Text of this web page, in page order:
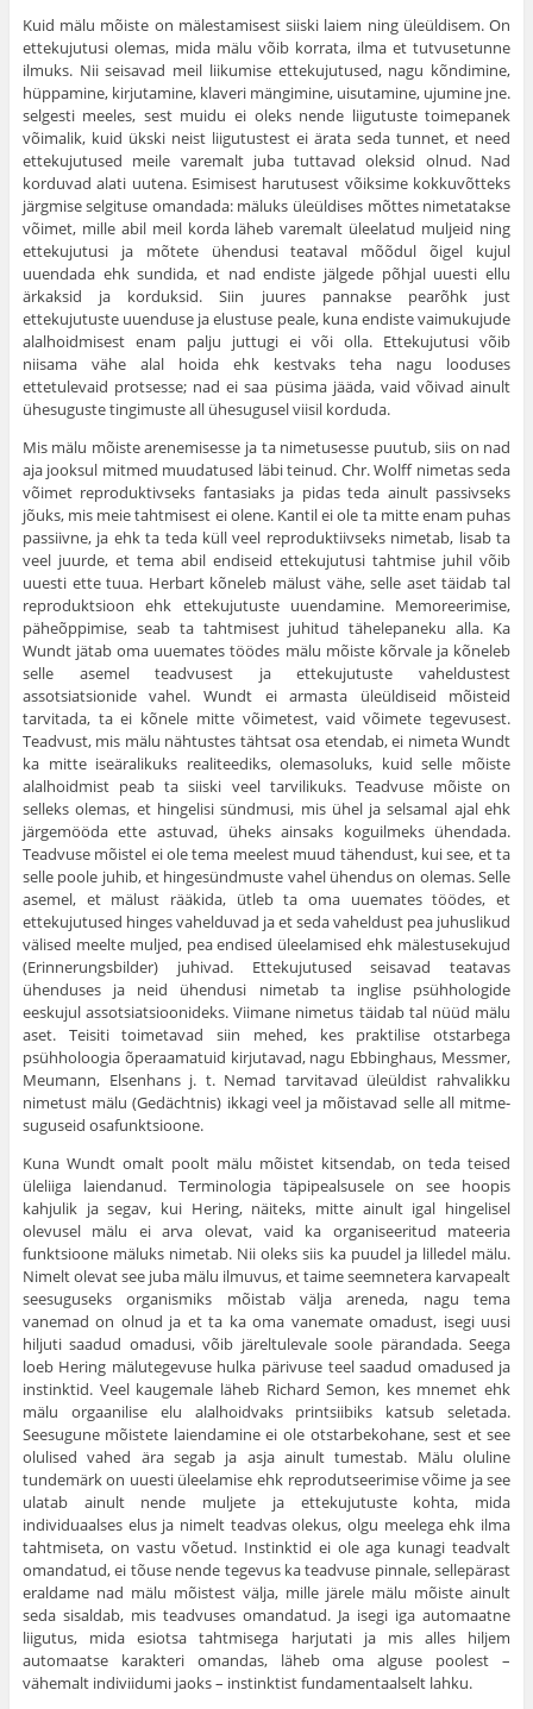
Kuid mälu mõiste on mälestamisest siiski laiem ning üleüldisem. On
ettekujutusi olemas, mida mälu võib korrata, ilma et tutvusetunne
ilmuks. Nii seisavad meil liikumise ettekujutused, nagu kõndimine,
hüppamine, kirjutamine, kla­veri mängimine, uisutamine, ujumine jne.
selgesti meeles, sest muidu ei oleks nende liigutuste toimepanek
võimalik, kuid ükski neist liigutustest ei ärata seda tunnet, et need
ettekujutused meile varemalt juba tuttavad oleksid olnud. Nad
korduvad alati uutena. Esimisest harutusest võiksime kokkuvõtteks
järgmise selgituse omandada: mäluks üleüldises mõttes nimetatakse
võimet, mille abil meil korda läheb vare­malt üleelatud muljeid ning
ettekujutusi ja mõtete ühendusi teataval mõõdul õigel kujul
uuendada ehk sundida, et nad endiste jälgede põhjal uuesti ellu
ärkaksid ja korduksid. Siin juures pannakse pearõhk just
ettekujutuste uuenduse ja elustuse peale, kuna endiste vaimukujude
alalhoidmisest enam palju juttugi ei või olla. Ettekujutusi võib
niisama vähe alal hoida ehk kestvaks teha nagu looduses
ettetulevaid protsesse; nad ei saa püsima jääda, vaid võivad ainult
ühe­suguste tingimuste all ühesugusel viisil korduda.
Mis mälu mõiste arenemisesse ja ta nimetusesse puutub, siis on nad
aja jooksul mitmed muudatused läbi teinud. Chr. Wolff nimetas seda
võimet reproduktivseks fantasiaks ja pidas teda ainult passivseks
jõuks, mis meie tahtmisest ei olene. Kantil ei ole ta mitte enam puhas
passiivne, ja ehk ta teda küll veel reproduktiivseks nimetab, lisab ta
veel juurde, et tema abil endiseid ettekujutusi tahtmise juhil võib
uuesti ette tuua. Herbart kõneleb mälust vähe, selle aset täidab tal
reproduktsioon ehk ettekujutuste uuendamine. Memoreerimise,
pähe­õppimise, seab ta tahtmisest juhitud tähelepaneku alla. Ka
Wundt jätab oma uuemates töödes mälu mõiste kõrvale ja kõneleb
selle asemel teadvusest ja ettekujutuste vaheldustest
assotsiatsionide vahel. Wundt ei armasta üleüldiseid mõis­teid
tarvitada, ta ei kõnele mitte võimetest, vaid võimete tegevusest.
Teadvust, mis mälu nähtustes tähtsat osa etendab, ei nimeta Wundt
ka mitte iseäralikuks realiteediks, olemasoluks, kuid selle mõiste
alalhoidmist peab ta siiski veel tarvilikuks. Teadvuse mõiste on
selleks olemas, et hingelisi sündmusi, mis ühel ja selsamal ajal ehk
järgemööda ette astuvad, üheks ainsaks koguilmeks ühendada.
Teadvuse mõistel ei ole tema meelest muud tähendust, kui see, et ta
selle poole juhib, et hingesündmuste vahel ühendus on olemas. Selle
asemel, et mälust rääkida, ütleb ta oma uuema­tes töödes, et
ettekujutused hinges vahelduvad ja et seda vaheldust pea juhuslikud
välised meelte muljed, pea endised üleelamised ehk mälestusekujud
(Erinnerungsbilder) juhivad. Ettekujutused seisavad teatavas
ühenduses ja neid ühendusi nimetab ta inglise psühhologide
eeskujul assotsiatsioonideks. Viimane nimetus täidab tal nüüd mälu
aset. Teisiti toime­tavad siin mehed, kes praktilise otstarbega
psühholoogia õperaamatuid kirjutavad, nagu Ebbinghaus, Messmer,
Meumann, Elsenhans j. t. Nemad tarvitavad üleüldist rahvalikku
nimetust mälu (Gedächtnis) ikkagi veel ja mõistavad selle all mitme­
suguseid osafunktsioone.
Kuna Wundt omalt poolt mälu mõistet kitsendab, on teda teised
üleliiga laiendanud. Terminologia täpipealsusele on see hoopis
kahjulik ja segav, kui Hering, näiteks, mitte ainult igal hingelisel
olevusel mälu ei arva olevat, vaid ka organiseeritud mateeria
funktsioone mäluks nimetab. Nii oleks siis ka puudel ja lilledel mälu.
Nimelt olevat see juba mälu ilmuvus, et taime seemnetera karvapealt
seesuguseks organismiks mõistab välja areneda, nagu tema
vanemad on olnud ja et ta ka oma vanemate omadust, isegi uusi
hiljuti saadud omadusi, võib järeltulevale soole pärandada. Seega
loeb Hering mälutegevuse hulka pärivuse teel saadud oma­dused ja
instinktid. Veel kaugemale läheb Richard Semon, kes mnemet ehk
mälu orgaanilise elu alalhoidvaks printsiibiks katsub seletada.
Seesugune mõistete laiendamine ei ole otstarbekohane, sest et see
olulised vahed ära segab ja asja ainult tumestab. Mälu oluline
tundemärk on uuesti üle­elamise ehk reprodutseerimise võime ja see
ulatab ainult nende muljete ja ettekujutuste kohta, mida
individuaalses elus ja nimelt teadvas olekus, olgu meelega ehk ilma
tahtmiseta, on vastu võetud. Instinktid ei ole aga kunagi teadvalt
omandatud, ei tõuse nende tegevus ka teadvuse pin­nale, sellepärast
eraldame nad mälu mõistest välja, mille järele mälu mõiste ainult
seda sisaldab, mis teadvuses omandatud. Ja isegi iga automaatne
liigutus, mida esiotsa tahtmisega harjutati ja mis alles hiljem
automaatse karakteri omandas, läheb oma alguse poolest –
vähemalt indiviidumi jaoks – instinktist fundamentaalselt lahku.